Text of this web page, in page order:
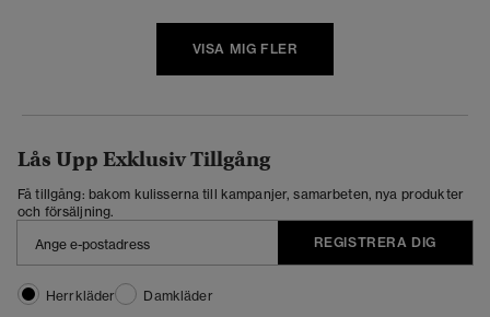
VISA MIG FLER
Lås Upp Exklusiv Tillgång
Få tillgång: bakom kulisserna till kampanjer, samarbeten, nya produkter
och försäljning.
REGISTRERA DIG
Herrkläder
Damkläder